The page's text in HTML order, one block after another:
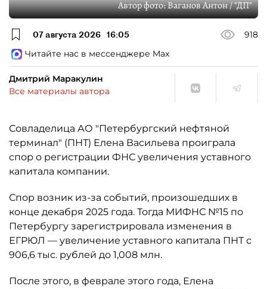
Автор фото:Ваганов Антон / "ДП"
07 августа 2026 16:05
918
Читайте нас в мессенджере Max
Дмитрий Маракулин
Все материалы автора
Совладелица АО "Петербургский нефтяной
терминал" (ПНТ) Елена Васильева проиграла
спор о регистрации ФНС увеличения уставного
капитала компании.
Спор возник из-за событий, произошедших в
конце декабря 2025 года. Тогда МИФНС №15 по
Петербургу зарегистрировала изменения в
ЕГРЮЛ — увеличение уставного капитала ПНТ с
906,6 тыс. рублей до 1,008 млн.
После этого, в феврале этого года, Елена